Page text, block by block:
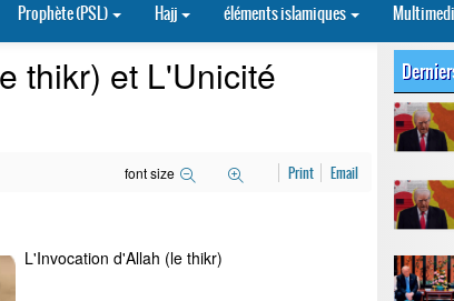
Prophète (PSL) Hajj éléments islamiques
thikr) et L'Unicité
font size Print Email
L'Invocation d'Allah (le thikr)